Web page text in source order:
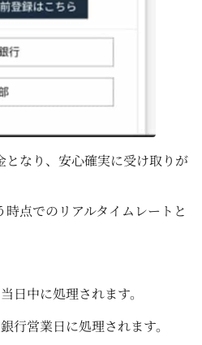
なり、安心確実に受け取りが
点でのリアルタイムレートと
日中に処理されます。
行営業日に処理されます。